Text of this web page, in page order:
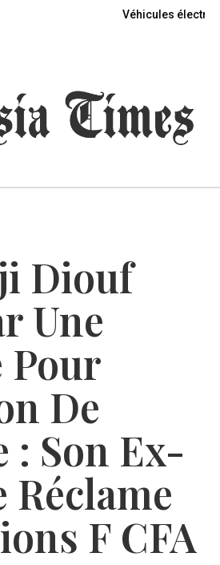
Véhicules
Diouf
Une
Pour
De
: Son Ex-
Réclame
F CFA